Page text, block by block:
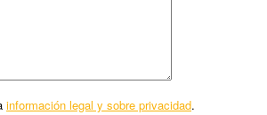
información legal y sobre privacidad.